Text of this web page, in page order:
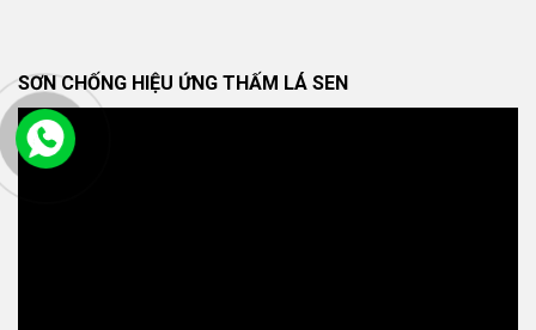
SƠN CHỐNG HIỆU ỨNG THẤM LÁ SEN